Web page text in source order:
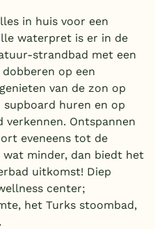
in huis voor een
waterpret is er in de
strandbad met een
op een
van de zon op
huren en op
Ontspannen
eveneens tot de
wat minder, dan biedt het
uitkomst! Diep
center;
het Turks stoombad,